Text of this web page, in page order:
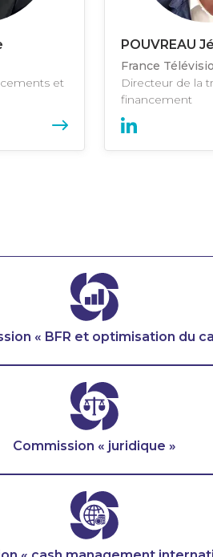
et
POUVREAU
France
Directeur de la
financement
« BFR et optimisation du
Commission « juridique »